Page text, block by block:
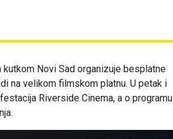
Novi Sad organizuje besplatne
na velikom filmskom platnu. U petak i
Riverside Cinema, a o programu